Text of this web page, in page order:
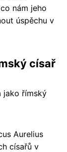
nám jeho
úspěchu v
císař
jako římský
Aurelius
císařů v